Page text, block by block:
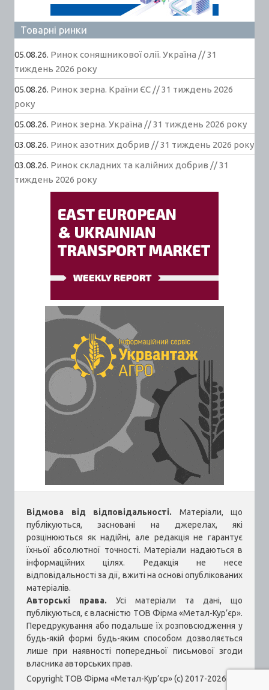
Товарні ринки
05.08.26. Ринок соняшникової олії. Україна // 31
тиждень 2026 року
05.08.26. Ринок зерна. Країни ЄС // 31 тиждень 2026
року
05.08.26. Ринок зерна. Україна // 31 тиждень 2026 року
03.08.26. Ринок азотних добрив // 31 тиждень 2026 року
03.08.26. Ринок складних та калійних добрив // 31
тиждень 2026 року
Відмова від відповідальності. Матеріали, що
публікуються, засновані на джерелах, які
розцінюються як надійні, але редакція не гарантує
їхньої абсолютної точності. Матеріали надаються в
інформаційних цілях. Редакція не несе
відповідальності за дії, вжиті на основі опублікованих
матеріалів.
Авторські права. Усі матеріали та дані, що
публікуються, є власністю ТОВ Фірма «Метал-Кур’єр».
Передрукування або подальше їх розповсюдження у
будь-якій формі будь-яким способом дозволяється
лише при наявності попередньої письмової згоди
власника авторських прав.
Copyright ТОВ Фірма «Метал-Кур’єр» (c) 2017-2026